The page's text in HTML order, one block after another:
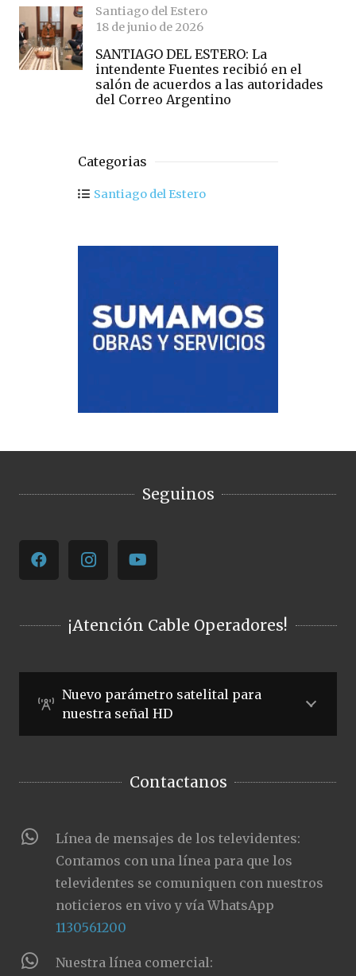
Santiago del Estero
18 de junio de 2026
SANTIAGO DEL ESTERO: La
intendente Fuentes recibió en el
salón de acuerdos a las autoridades
del Correo Argentino
Categorias
Santiago del Estero
Seguinos
¡Atención Cable Operadores!
Nuevo parámetro satelital para
nuestra señal HD
Contactanos
Línea de mensajes de los televidentes:
Contamos con una línea para que los
televidentes se comuniquen con nuestros
noticieros en vivo y vía WhatsApp
1130561200
Nuestra línea comercial: